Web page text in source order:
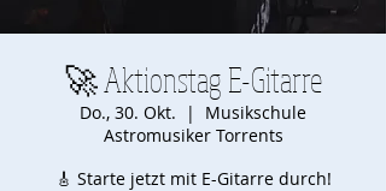
🚀 Aktionstag E-Gitarre
Do., 30. Okt.
  |
Musikschule
Astromusiker Torrents
🎸 Starte jetzt mit E-Gitarre durch!